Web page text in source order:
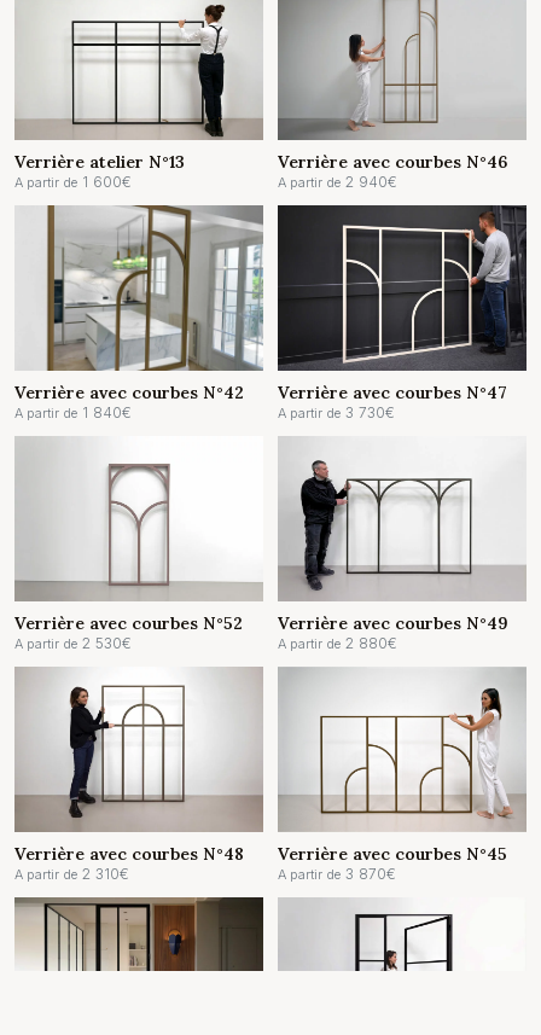
Verrière atelier N°13
A partir de 1 600€
Verrière avec courbes N°46
A partir de 2 940€
Verrière avec courbes N°42
A partir de 1 840€
Verrière avec courbes N°47
A partir de 3 730€
Verrière avec courbes N°52
A partir de 2 530€
Verrière avec courbes N°49
A partir de 2 880€
Verrière avec courbes N°48
A partir de 2 310€
Verrière avec courbes N°45
A partir de 3 870€